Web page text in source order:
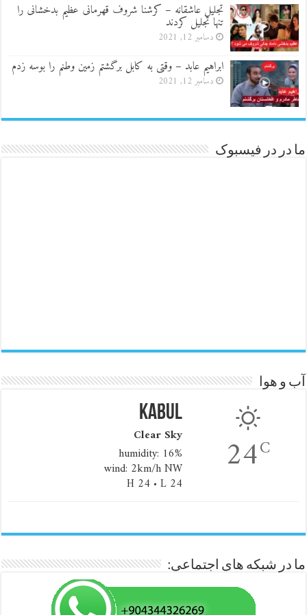
تجلیل عاشقانه – کرشنا شروف قهرمانی عظیم بدخشانی را
تنها تجلیل کردند
دسامبر 12, 2021
ابراهیم عابد – وقتی به کابل برگشتم زمین وطنم را بوسه زدم
دسامبر 12, 2021
ما در در فیسبوک
آب و هوا
24C
Kabul
Clear Sky
humidity: 16%
wind: 2km/h NW
H 24 • L 24
ما در شبکه های اجتماعی: